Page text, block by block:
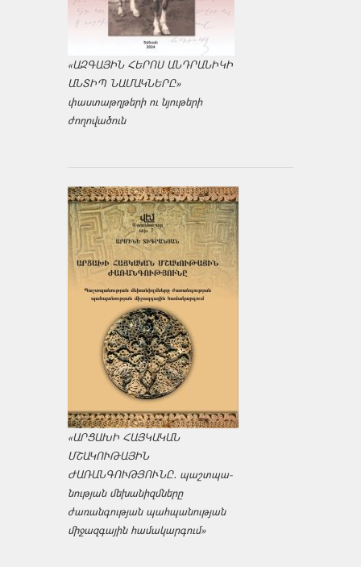
«ԱԶԳԱՅԻՆ ՀԵՐՈՍ ԱՆԴՐԱՆԻԿԻ
ԱՆՏԻՊ ՆԱՄԱԿՆԵՐԸ»
փաստաթղթերի ու նյութերի
ժողովածուն
«ԱՐՑԱԽԻ ՀԱՅԿԱԿԱՆ
ՄՇԱԿՈՒԹԱՅԻՆ
ԺԱՌԱՆԳՈՒԹՅՈՒՆԸ․ պաշտպա­
նության մեխանիզմները
ժառանգության պահպանության
միջազ­գային համակարգում»